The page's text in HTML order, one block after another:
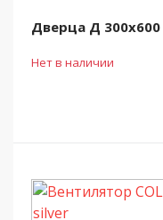
Дверца Д 300х600
Нет в наличии